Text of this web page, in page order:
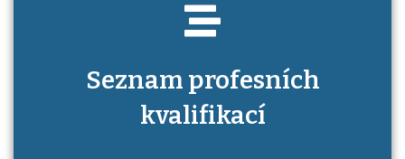
Seznam profesních
kvalifikací